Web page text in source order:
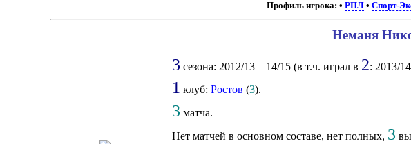
Профиль игрока: • РПЛ• Спорт-
Неманя
3 сезона: 2012/13 – 14/15 (в т.ч. играл в 2: 2013/
1 клуб:Ростов (3).
3 матча.
Нет матчей в основном составе, нет полных, 3